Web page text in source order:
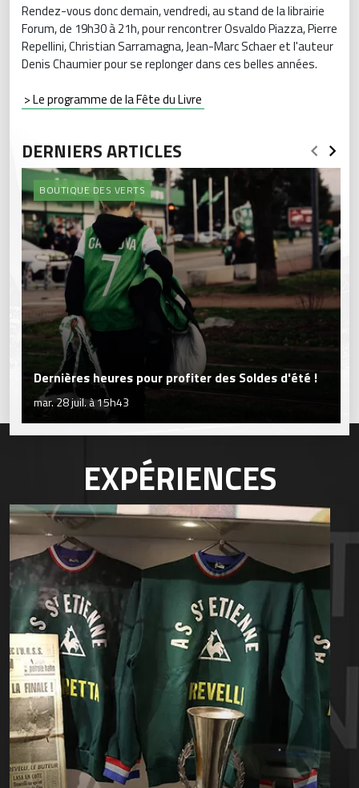
Rendez-vous donc demain, vendredi, au stand de la librairie
Forum, de 19h30 à 21h, pour rencontrer Osvaldo Piazza, Pierre
Repellini, Christian Sarramagna, Jean-Marc Schaer et l'auteur
Denis Chaumier pour se replonger dans ces belles années.
> Le programme de la Fête du Livre
DERNIERS ARTICLES
BOUTIQUE DES VERTS
Dernières heures pour profiter des Soldes d'été !
mar. 28 juil. à 15h43
EXPÉRIENCES